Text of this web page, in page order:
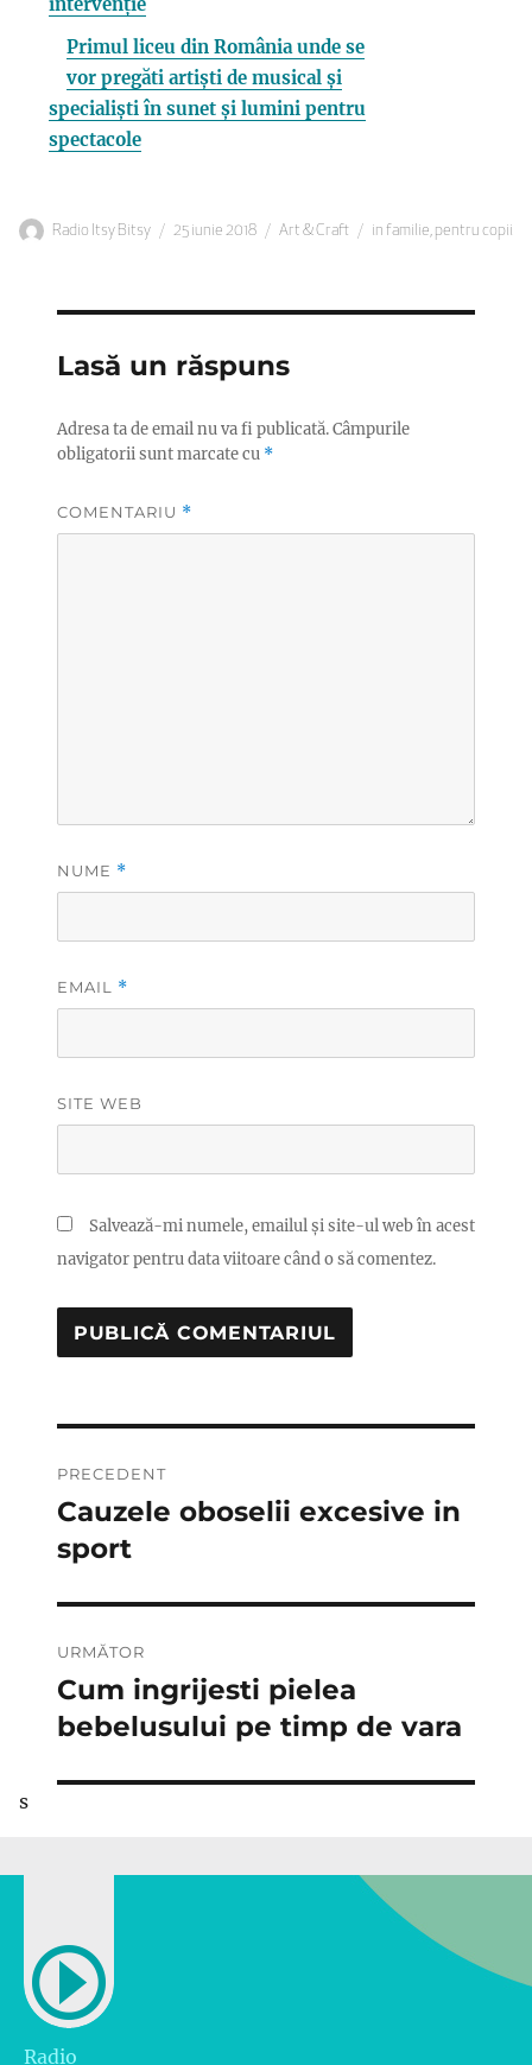
intervenție
Primul liceu din România unde se
vor pregăti artiști de musical și
specialiști în sunet și lumini pentru
spectacole
Autor
Radio Itsy Bitsy
Publicat
25 iunie 2018 Categorii
Art & Craft Etichete
in familie, pentru copii
Lasă un răspuns
Adresa ta de email nu va fi publicată.Câmpurile
obligatorii sunt marcate cu *
COMENTARIU *
NUME *
EMAIL *
SITE WEB
Salvează-mi numele, emailul și site-ul web în acest
navigator pentru data viitoare când o să comentez.
în
articole
PRECEDENT
Articolul
anterior:
Cauzele oboselii excesive in
sport
URMĂTOR
Articolul
următor:
Cum ingrijesti pielea
bebelusului pe timp de vara
s
Radio